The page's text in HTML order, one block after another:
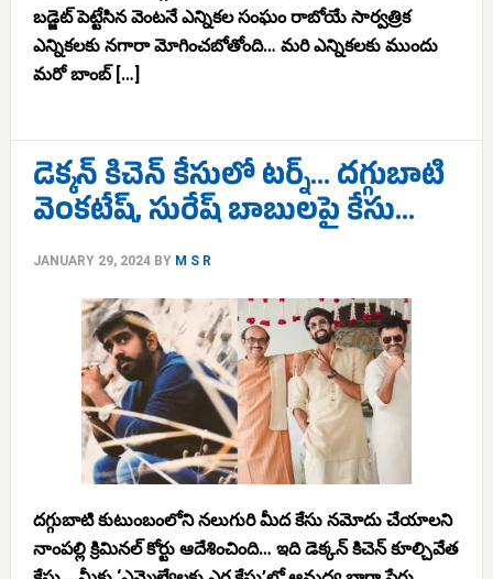
బడ్జెట్ పెట్టేసిన వెంటనే ఎన్నికల సంఘం రాబోయే సార్వత్రిక
ఎన్నికలకు నగారా మోగించబోతోంది… మరి ఎన్నికలకు ముందు
మరో బాంబ్ […]
డెక్కన్ కిచెన్ కేసులో టర్న్… దగ్గుబాటి
వెంకటేష్, సురేష్‌ బాబులపై కేసు…
JANUARY 29, 2024BY M S R
దగ్గుబాటి కుటుంబంలోని నలుగురి మీద కేసు నమోదు చేయాలని
నాంపల్లి క్రిమినల్ కోర్టు ఆదేశించింది… ఇది డెక్కన్ కిచెన్ కూల్చివేత